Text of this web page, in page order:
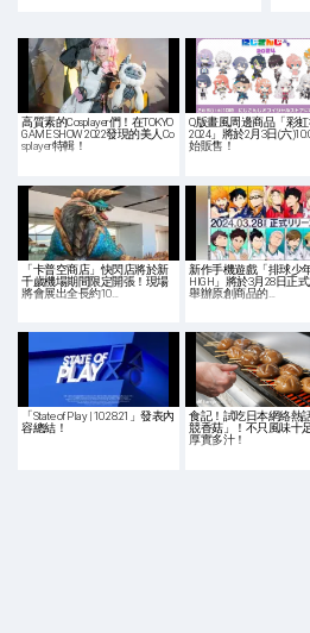
高質素的Cosplayer們！在TOKYO
GAME SHOW 2022發現的美人Co
splayer特輯！
Q版畫風周邊商品「彩虹
2024」將於2月3日(六
始販售！
「卡普空商店」快閃店將於新
千歲機場期間限定開張！現場
將會展出全長約10…
新作手機遊戲「排球少
HIGH」將於3月28日正式
舉辦原創商品的…
「State of Play | 10.28.21」發表內
容總結！
食記！試吃日本網絡熱
競香菇」！不只風味十
厚實多汁！